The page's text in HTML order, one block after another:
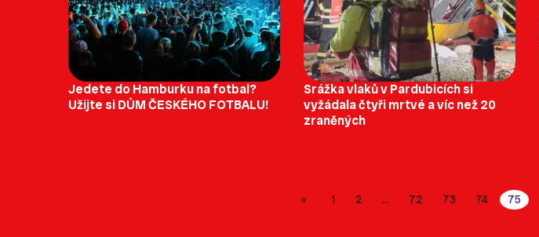
Jedete do Hamburku na fotbal?
Užijte si DŮM ČESKÉHO FOTBALU!
Srážka vlaků v Pardubicích si
vyžádala čtyři mrtvé a víc než 20
zraněných
1 2 72 73 74 75